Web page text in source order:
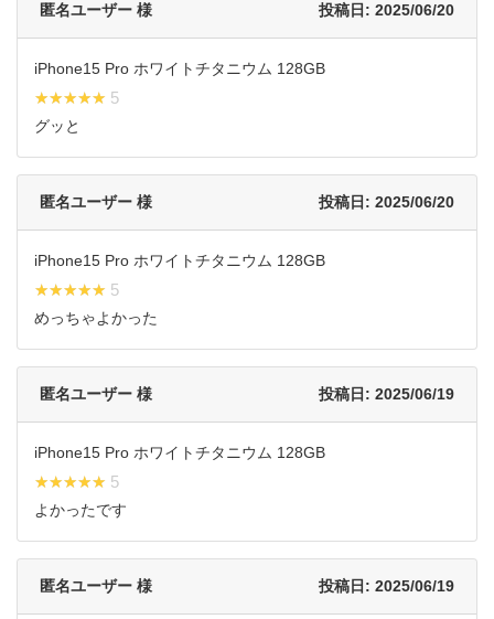
匿名ユーザー 様 投稿日: 2025/06/20
iPhone15 Pro ホワイトチタニウム 128GB
★★★★★
★★★★★ 5
グッと
匿名ユーザー 様 投稿日: 2025/06/20
iPhone15 Pro ホワイトチタニウム 128GB
★★★★★
★★★★★ 5
めっちゃよかった
匿名ユーザー 様 投稿日: 2025/06/19
iPhone15 Pro ホワイトチタニウム 128GB
★★★★★
★★★★★ 5
よかったです
匿名ユーザー 様 投稿日: 2025/06/19